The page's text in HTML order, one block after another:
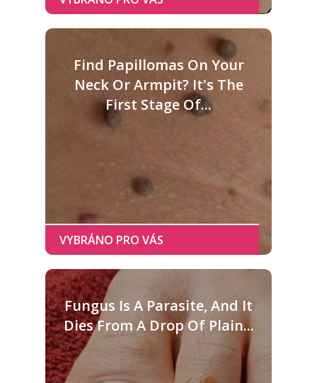
Find Papillomas On Your
Neck Or Armpit? It's The
First Stage Of...
Fungus Is A Parasite, And It
Dies From A Drop Of Plain...